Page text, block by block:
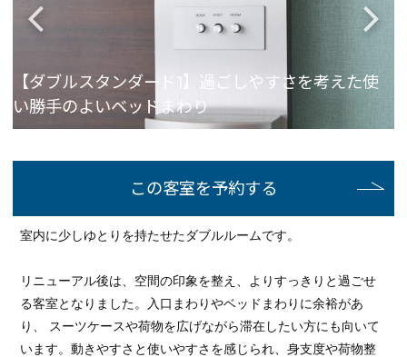
【ダブルスタンダード1】過ごしやすさを考えた使
い勝手のよいベッドまわり
この客室を予約する
室内に少しゆとりを持たせたダブルルームです。
リニューアル後は、空間の印象を整え、よりすっきりと過ごせ
る客室となりました。入口まわりやベッドまわりに余裕があ
り、 スーツケースや荷物を広げながら滞在したい方にも向いて
います。動きやすさと使いやすさを感じられ、身支度や荷物整